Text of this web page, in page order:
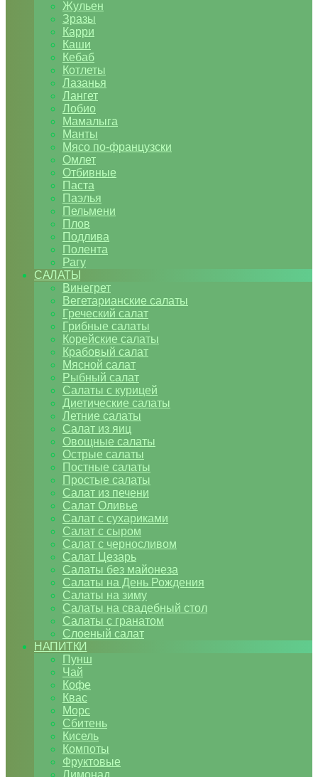
Жульен
Зразы
Карри
Каши
Кебаб
Котлеты
Лазанья
Лангет
Лобио
Мамалыга
Манты
Мясо по-французски
Омлет
Отбивные
Паста
Паэлья
Пельмени
Плов
Подлива
Полента
Рагу
САЛАТЫ
Винегрет
Вегетарианские салаты
Греческий салат
Грибные салаты
Корейские салаты
Крабовый салат
Мясной салат
Рыбный салат
Салаты с курицей
Диетические салаты
Летние салаты
Салат из яиц
Овощные салаты
Острые салаты
Постные салаты
Простые салаты
Салат из печени
Салат Оливье
Салат с сухариками
Салат с сыром
Салат с черносливом
Салат Цезарь
Салаты без майонеза
Салаты на День Рождения
Салаты на зиму
Салаты на свадебный стол
Салаты с гранатом
Слоеный салат
НАПИТКИ
Пунш
Чай
Кофе
Квас
Морс
Сбитень
Кисель
Компоты
Фруктовые
Лимонад